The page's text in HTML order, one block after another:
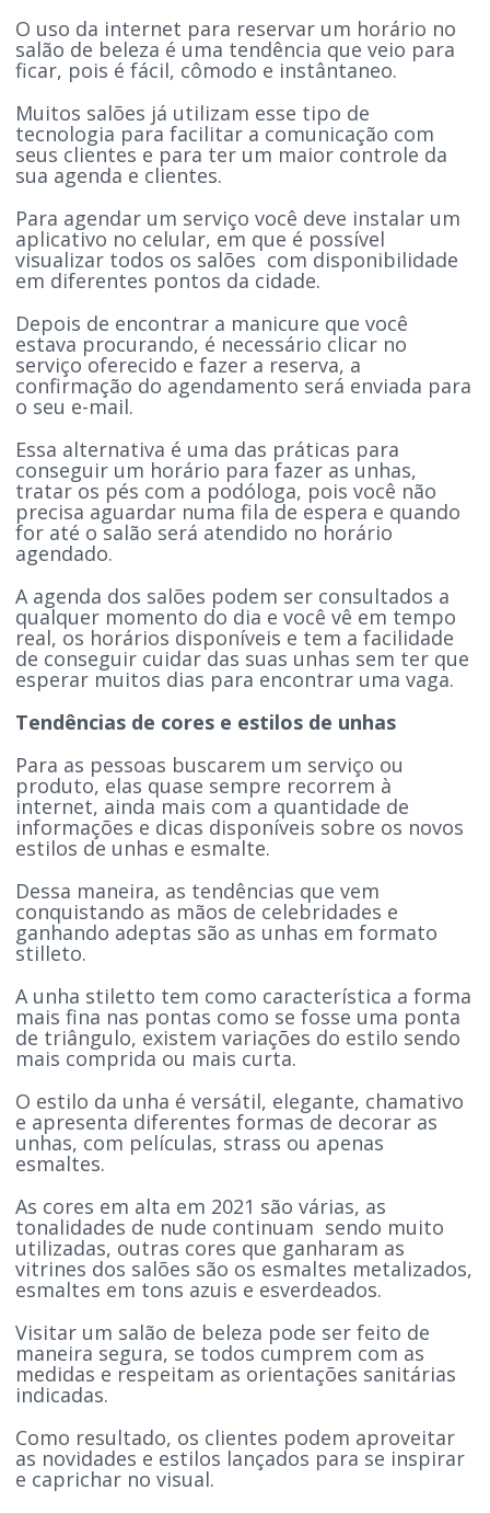
O uso da internet para reservar um horário no
salão de beleza é uma tendência que veio para
ficar, pois é fácil, cômodo e instântaneo.
Muitos salões já utilizam esse tipo de
tecnologia para facilitar a comunicação com
seus clientes e para ter um maior controle da
sua agenda e clientes.
Para agendar um serviço você deve instalar um
aplicativo no celular, em que é possível
visualizar todos os salões com disponibilidade
em diferentes pontos da cidade.
Depois de encontrar a manicure que você
estava procurando, é necessário clicar no
serviço oferecido e fazer a reserva, a
confirmação do agendamento será enviada para
o seu e-mail.
Essa alternativa é uma das práticas para
conseguir um horário para fazer as unhas,
tratar os pés com a podóloga, pois você não
precisa aguardar numa fila de espera e quando
for até o salão será atendido no horário
agendado.
A agenda dos salões podem ser consultados a
qualquer momento do dia e você vê em tempo
real, os horários disponíveis e tem a facilidade
de conseguir cuidar das suas unhas sem ter que
esperar muitos dias para encontrar uma vaga.
Tendências de cores e estilos de unhas
Para as pessoas buscarem um serviço ou
produto, elas quase sempre recorrem à
internet, ainda mais com a quantidade de
informações e dicas disponíveis sobre os novos
estilos de unhas e esmalte.
Dessa maneira, as tendências que vem
conquistando as mãos de celebridades e
ganhando adeptas são as unhas em formato
stilleto.
A unha stiletto tem como característica a forma
mais fina nas pontas como se fosse uma ponta
de triângulo, existem variações do estilo sendo
mais comprida ou mais curta.
O estilo da unha é versátil, elegante, chamativo
e apresenta diferentes formas de decorar as
unhas, com películas, strass ou apenas
esmaltes.
As cores em alta em 2021 são várias, as
tonalidades de nude continuam sendo muito
utilizadas, outras cores que ganharam as
vitrines dos salões são os esmaltes metalizados,
esmaltes em tons azuis e esverdeados.
Visitar um salão de beleza pode ser feito de
maneira segura, se todos cumprem com as
medidas e respeitam as orientações sanitárias
indicadas.
Como resultado, os clientes podem aproveitar
as novidades e estilos lançados para se inspirar
e caprichar no visual.